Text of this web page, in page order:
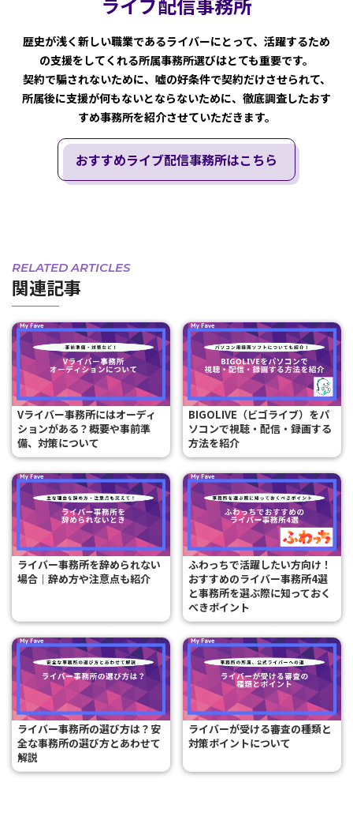
歴史が浅く新しい職業であるライバーにとって、活躍するため
の支援をしてくれる所属事務所選びはとても重要です。
契約で騙されないために、嘘の好条件で契約だけさせられて、
所属後に支援が何もないとならないために、徹底調査したおす
すめ事務所を紹介させていただきます。
おすすめライブ配信事務所はこちら
RELATED ARTICLES
関連記事
Vライバー事務所にはオーディ
ションがある？概要や事前準
備、対策について
BIGOLIVE（ビゴライブ）をパ
ソコンで視聴・配信・録画する
方法を紹介
ライバー事務所を辞められない
場合｜辞め方や注意点も紹介
ふわっちで活躍したい方向け！
おすすめのライバー事務所4選
と事務所を選ぶ際に知っておく
べきポイント
ライバー事務所の選び方は？安
全な事務所の選び方とあわせて
解説
ライバーが受ける審査の種類と
対策ポイントについて